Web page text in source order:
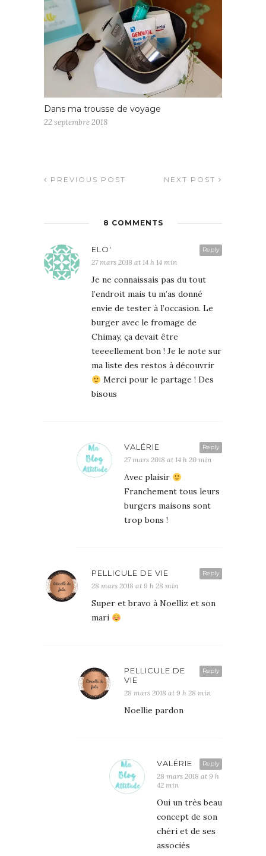
Dans ma trousse de voyage
22 septembre 2018
PREVIOUS POST NEXT POST
8 COMMENTS
Reply
ELO'
27 mars 2018 at 14 h 14 min
Je ne connaissais pas du tout
l’endroit mais tu m’as donné
envie de tester à l’occasion. Le
burger avec le fromage de
Chimay, ça devait être
teeeellement bon ! Je le note sur
ma liste des restos à découvrir
Merci pour le partage ! Des
bisous
Reply
VALÉRIE
27 mars 2018 at 14 h 20 min
Avec plaisir
Franchement tous leurs
burgers maisons sont
trop bons !
Reply
PELLICULE DE VIE
28 mars 2018 at 9 h 28 min
Super et bravo à Noelliz et son
mari
Reply
PELLICULE DE
VIE
28 mars 2018 at 9 h 28 min
Noellie pardon
Reply
VALÉRIE
28 mars 2018 at 9 h
42 min
Oui un très beau
concept de son
chéri et de ses
associés